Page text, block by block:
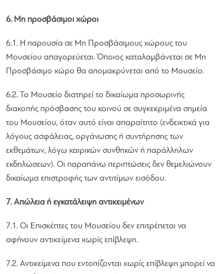
6. Μη προσβάσιμοι χώροι
6.1. Η παρουσία σε Μη Προσβάσιμους χώρους του
Μουσείου απαγορεύεται. Όποιος καταλαμβάνεται σε Μη
Προσβάσιμο χώρο θα απομακρύνεται από το Μουσείο.
6.2. Το Μουσείο διατηρεί το δικαίωμα προσωρινής
διακοπής πρόσβασης του κοινού σε συγκεκριμένα σημεία
του Μουσείου, όταν αυτό είναι απαραίτητο (ενδεικτικά για
λόγους ασφάλειας, οργάνωσης ή συντήρησης των
εκθεμάτων, λόγω καιρικών συνθηκών ή παράλληλων
εκδηλώσεων). Οι παραπάνω περιπτώσεις δεν θεμελιώνουν
δικαίωμα επιστροφής των αντιτίμων εισόδου.
7. Απώλεια ή εγκατάλειψη αντικειμένων
7.1. Οι Επισκέπτες του Μουσείου δεν επιτρέπεται να
αφήνουν αντικείμενα χωρίς επίβλεψη.
7.2. Αντικείμενα που εντοπίζονται χωρίς επίβλεψη μπορεί να